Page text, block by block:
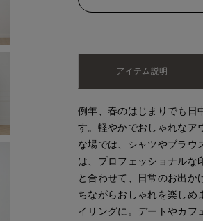
アイテム説明
例年、春のはじまりでも日
す。軽やかでおしゃれなア
な場では、シャツやブラウ
は、プロフェッショナルな
と合わせて、日常のお出か
ちながらおしゃれを楽しめ
イリングに。デートやカフ